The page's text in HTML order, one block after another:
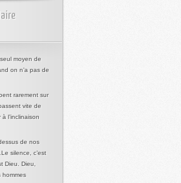
moyen de
on n’a pas de
rarement sur
vite de
l’inclinaison
de nos
silence, c’est
Dieu. Dieu,
hommes